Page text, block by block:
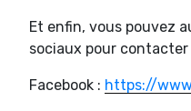
Et enfin, vous pouvez
sociaux pour
Facebook : https://